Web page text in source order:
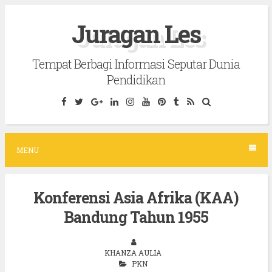
c
Juragan Les
Tempat Berbagi Informasi Seputar Dunia
Pendidikan
MENU
Konferensi Asia Afrika (KAA)
Bandung Tahun 1955
KHANZA AULIA
PKN